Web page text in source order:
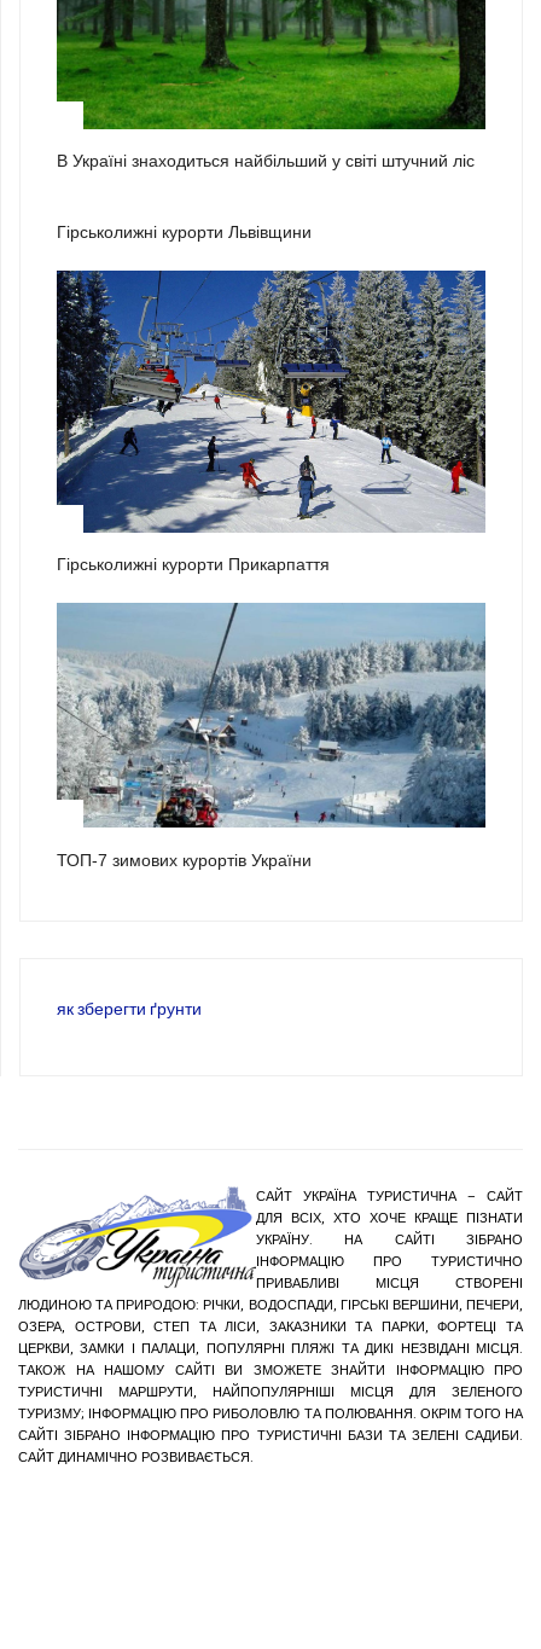
В Україні знаходиться найбільший у світі штучний ліс
Гірськолижні курорти Львівщини
Гірськолижні курорти Прикарпаття
ТОП-7 зимових курортів України
як зберегти ґрунти
САЙТ УКРАЇНА ТУРИСТИЧНА – САЙТ
ДЛЯ ВСІХ, ХТО ХОЧЕ КРАЩЕ ПІЗНАТИ
УКРАЇНУ. НА САЙТІ ЗІБРАНО
ІНФОРМАЦІЮ ПРО ТУРИСТИЧНО
ПРИВАБЛИВІ МІСЦЯ СТВОРЕНІ
ЛЮДИНОЮ ТА ПРИРОДОЮ: РІЧКИ, ВОДОСПАДИ, ГІРСЬКІ ВЕРШИНИ, ПЕЧЕРИ,
ОЗЕРА, ОСТРОВИ, СТЕП ТА ЛІСИ, ЗАКАЗНИКИ ТА ПАРКИ, ФОРТЕЦІ ТА
ЦЕРКВИ, ЗАМКИ І ПАЛАЦИ, ПОПУЛЯРНІ ПЛЯЖІ ТА ДИКІ НЕЗВІДАНІ МІСЦЯ.
ТАКОЖ НА НАШОМУ САЙТІ ВИ ЗМОЖЕТЕ ЗНАЙТИ ІНФОРМАЦІЮ ПРО
ТУРИСТИЧНІ МАРШРУТИ, НАЙПОПУЛЯРНІШІ МІСЦЯ ДЛЯ ЗЕЛЕНОГО
ТУРИЗМУ; ІНФОРМАЦІЮ ПРО РИБОЛОВЛЮ ТА ПОЛЮВАННЯ. ОКРІМ ТОГО НА
САЙТІ ЗІБРАНО ІНФОРМАЦІЮ ПРО ТУРИСТИЧНІ БАЗИ ТА ЗЕЛЕНІ САДИБИ.
САЙТ ДИНАМІЧНО РОЗВИВАЄТЬСЯ.